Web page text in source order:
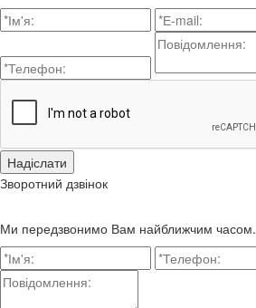
Зворотний дзвінок
Ми передзвонимо Вам найближчим часом.